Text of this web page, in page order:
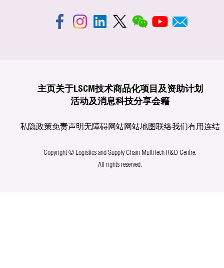
主页关于LSCM技术商品化项目及资助计划
活动及消息科技分享会籍
私隐政策免责声明无障碍网站网站地图联络我们有用连结
Copyright © Logistics and Supply Chain MultiTech R&D Centre.
All rights reserved.